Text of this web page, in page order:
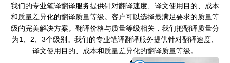
我们的专业笔译翻译服务提供针对翻译速度、译文使用目的、成本
和质量差异化的翻译质量等级。 客户可以选择最满足要求的质量等
级的完美解决方案。 翻译价格与质量等级相关，我们把翻译质量分
为1、2、3个级别。我们的专业笔译翻译服务提供针对翻译速度、
译文使用目的、成本和质量差异化的翻译质量等级。